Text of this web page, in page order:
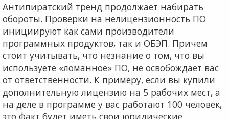
Антипиратский тренд продолжает набирать
обороты. Проверки на нелицензионность ПО
инициируют как сами производители
программных продуктов, так и ОБЭП. Причем
стоит учитывать, что незнание о том, что вы
используете «ломанное» ПО, не освобождает вас
от ответственности. К примеру, если вы купили
дополнительную лицензию на 5 рабочих мест, а
на деле в программе у вас работают 100 человек,